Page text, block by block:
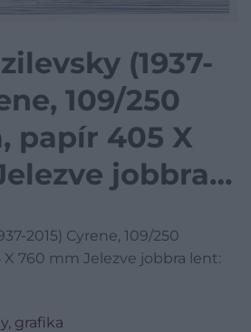
(1937-
109/250
papír 405 X
jobbra
2015) Cyrene, 109/250
760 mm Jelezve jobbra lent:
grafika